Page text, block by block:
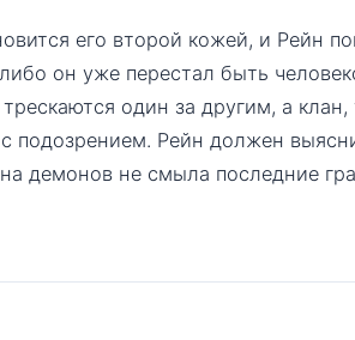
его второй кожей, и Рейн
он уже перестал быть
один за другим, а клан,
подозрением. Рейн должен
демонов не смыла последние